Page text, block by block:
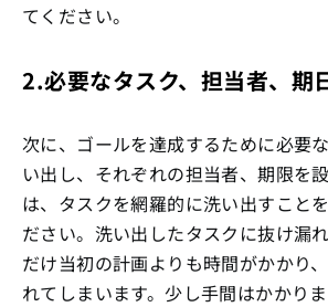
てください。
2.必要なタスク、担当者、期
次に、ゴールを達成するために必要
い出し、それぞれの担当者、期限を
は、タスクを網羅的に洗い出すこと
ださい。洗い出したタスクに抜け漏
だけ当初の計画よりも時間がかかり
れてしまいます。少し手間はかかり